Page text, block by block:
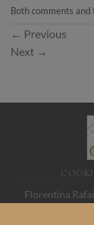
Both comments
← Previous
Next →
Florentina